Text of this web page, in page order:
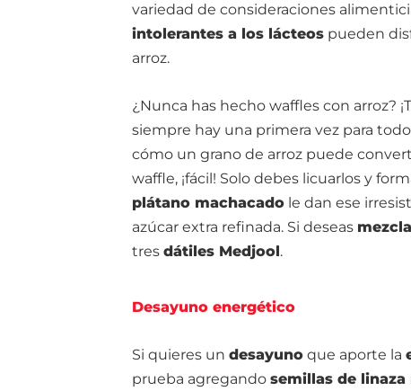
variedad de consideraciones
intolerantes a los lácteos pueden
arroz.
¿Nunca has hecho waffles con arroz?
siempre hay una primera vez para
cómo un grano de arroz puede
waffle, ¡fácil! Solo debes licuarlos y
plátano machacado le dan ese
azúcar extra refinada. Si deseas
tres dátiles Medjool.
Desayuno energético
Si quieres un desayuno que aporte la
prueba agregando semillas de linaza